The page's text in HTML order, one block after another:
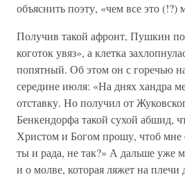
объяснить поэту, «чем все это (!?)
Получив такой афронт, Пушкин
коготок увяз», а клетка
попятный. Об этом он с горечью
середине июля: «На днях хандра
отставку. Но получил от
Бенкендорфа такой сухой абшид,
Христом и Богом прошу, чтоб мне
ты и рада, не так?» А дальше уже
и о молве, которая ляжет на